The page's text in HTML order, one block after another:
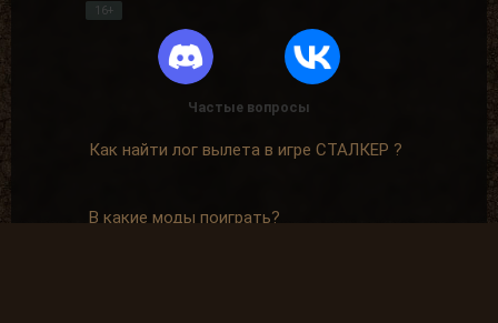
16+
Частые вопросы
Как найти лог вылета в игре СТАЛКЕР ?
В какие моды поиграть?